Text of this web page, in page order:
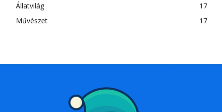
Állatvilág
17
Művészet
17